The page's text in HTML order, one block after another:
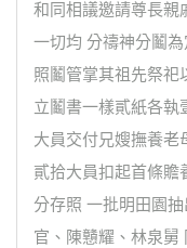
和同相議邀請尊長親
一切均 分禱神分鬮
照鬮管掌其祖先祭祀
立鬮書一樣貳紙各執
大員交付兄嫂撫養老
貳拾大員扣起首條贍
分存照 一批明田園
官、陳戇耀、林泉舅